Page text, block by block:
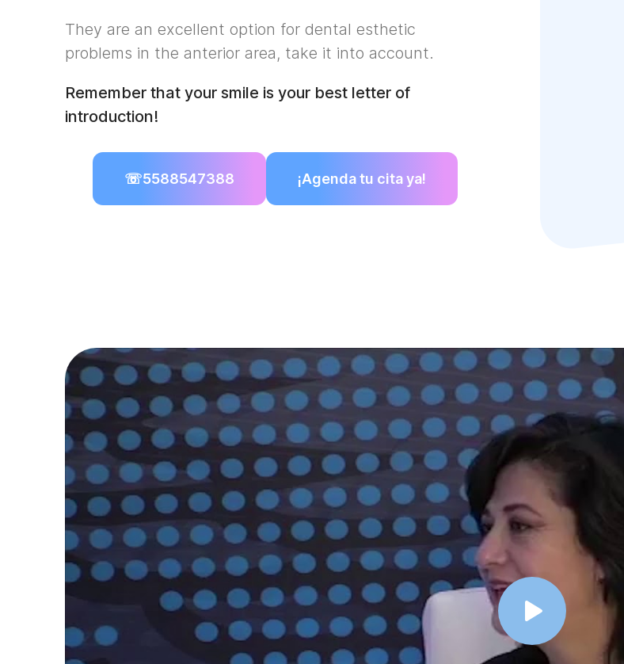
They are an excellent option for dental esthetic
problems in the anterior area, take it into account.
Remember that your smile is your best letter of
introduction!
☏5588547388 ¡Agenda tu cita ya!